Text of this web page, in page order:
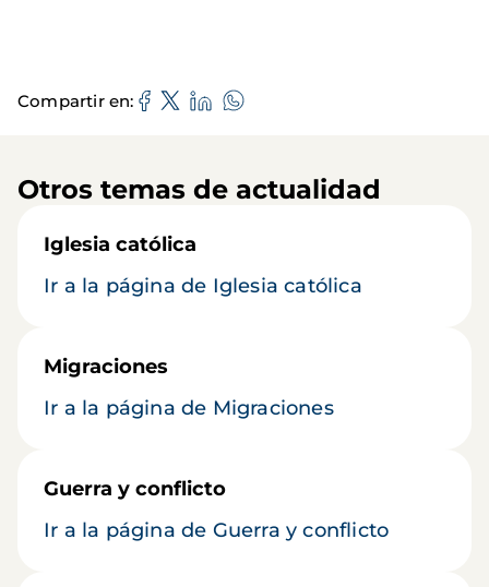
Compartir en
Otros temas de actualidad
Iglesia católica
Ir a la página de Iglesia católica
Migraciones
Ir a la página de Migraciones
Guerra y conflicto
Ir a la página de Guerra y conflicto